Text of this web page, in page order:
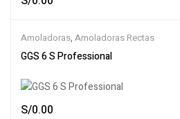
Amoladoras, Amoladoras Rectas
GGS 6 S Professional
S/0.00